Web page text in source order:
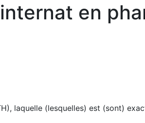
en
laquelle (lesquelles) est (sont)